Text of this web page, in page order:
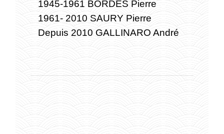
1945-1961 BORDES Pierre
1961- 2010 SAURY Pierre
Depuis 2010 GALLINARO André